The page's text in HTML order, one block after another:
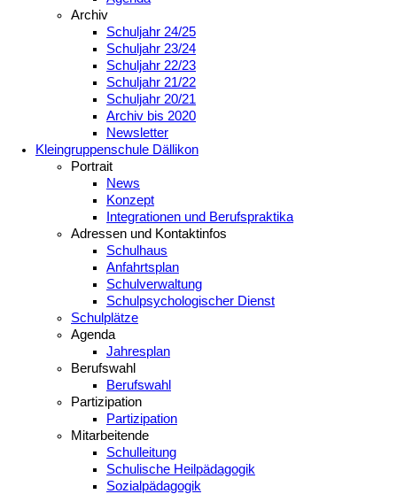
Archiv
Schuljahr 24/25
Schuljahr 23/24
Schuljahr 22/23
Schuljahr 21/22
Schuljahr 20/21
Archiv bis 2020
Newsletter
Kleingruppenschule Dällikon
Portrait
News
Konzept
Integrationen und Berufspraktika
Adressen und Kontaktinfos
Schulhaus
Anfahrtsplan
Schulverwaltung
Schulpsychologischer Dienst
Schulplätze
Agenda
Jahresplan
Berufswahl
Berufswahl
Partizipation
Partizipation
Mitarbeitende
Schulleitung
Schulische Heilpädagogik
Sozialpädagogik